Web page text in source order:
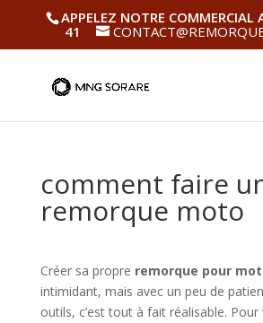
APPELEZ NOTRE
41
comment faire
remorque moto
Créer sa propre remorque pour
intimidant, mais avec un peu de
outils, c’est tout à fait réalisable.